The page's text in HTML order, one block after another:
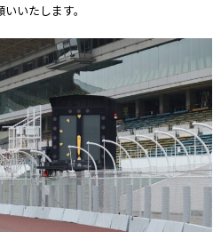
いたします。